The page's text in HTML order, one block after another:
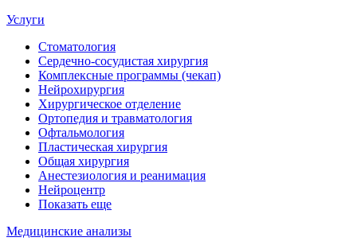
Услуги
Стоматология
Сердечно-сосудистая хирургия
Комплексные программы (чекап)
Нейрохирургия
Хирургическое отделение
Ортопедия и травматология
Офтальмология
Пластическая хирургия
Общая хирургия
Анестезиология и реанимация
Нейроцентр
Показать еще
Медицинские анализы